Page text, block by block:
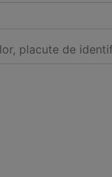
placute de